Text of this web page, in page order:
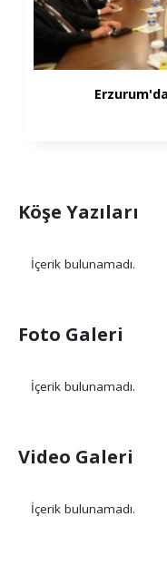
Köşe Yazıları
İçerik bulunamadı.
Foto Galeri
İçerik bulunamadı.
Video Galeri
İçerik bulunamadı.